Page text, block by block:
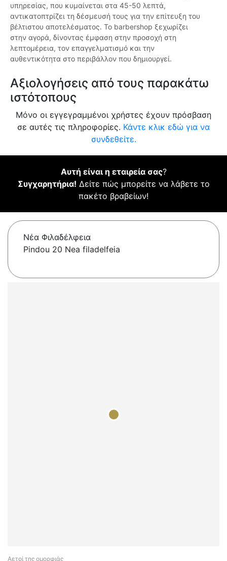
υπηρεσίας, που κυμαίνεται στα 45-50 λεπτά,
αντικατοπτρίζει τη δέσμευσή τους για την επίτευξη του
βέλτιστου αποτελέσματος. Το barbershop ξεχωρίζει
στην αγορά, δίνοντας έμφαση στην προσοχή στη
λεπτομέρεια, τον επαγγελματισμό και την
αυθεντικότητα στο περιβάλλον που δημιουργεί.
Αξιολογήσεις από τους παρακάτω
ιστότοπους
Μόνο οι εγγεγραμμένοι χρήστες έχουν πρόσβαση
σε αυτές τις πληροφορίες. Κάντε κλικ εδώ για να
συνδεθείτε.
Αυτή είναι η εταιρεία σας?
Συγχαρητήρια! Δείτε πώς μπορείτε να λάβετε το
πακέτο βραβείων!
Νέα Φιλαδέλφεια
Pindou 20 Nea filadelfeia
Αετοί της ομορφιάς